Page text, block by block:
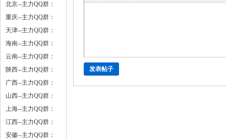
61039600
北京--主力QQ群：
重庆--主力QQ群：
天津--主力QQ群：
海南--主力QQ群：
云南--主力QQ群：
陕西--主力QQ群：
广西--主力QQ群：
山西--主力QQ群：
上海--主力QQ群：
江西--主力QQ群：
167692030
安徽--主力QQ群：
发表帖子